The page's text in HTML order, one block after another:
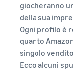
giocheranno
della sua
Ogni profilo è
quanto
singolo
Ecco alcuni